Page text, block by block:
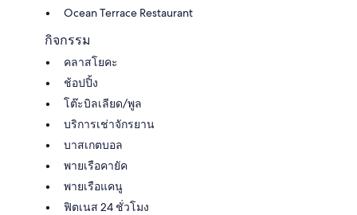
Ocean Terrace Restaurant
กิจกรรม
คลาสโยคะ
ช้อปปิ้ง
โต๊ะบิลเลียด/พูล
บริการเช่าจักรยาน
บาสเกตบอล
พายเรือคายัค
พายเรือแคนู
ฟิตเนส 24 ชั่วโมง